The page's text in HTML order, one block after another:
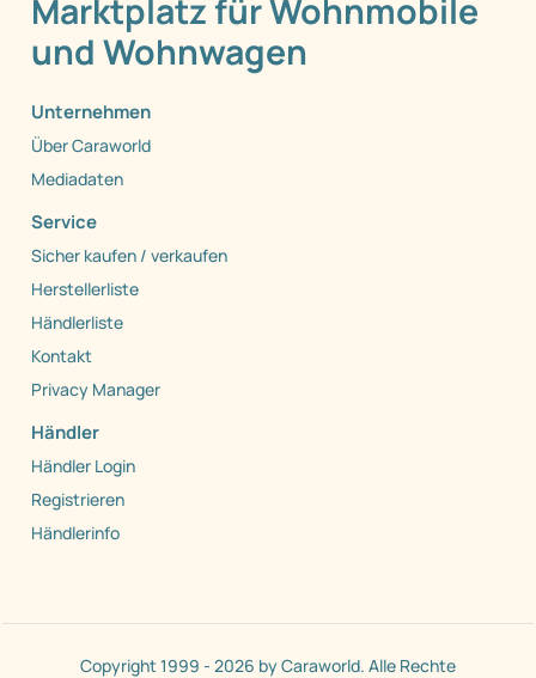
Marktplatz für Wohnmobile
und Wohnwagen
Unternehmen
Über Caraworld
Mediadaten
Service
Sicher kaufen / verkaufen
Herstellerliste
Händlerliste
Kontakt
Privacy Manager
Händler
Händler Login
Registrieren
Händlerinfo
Copyright 1999 - 2026 by Caraworld. Alle Rechte